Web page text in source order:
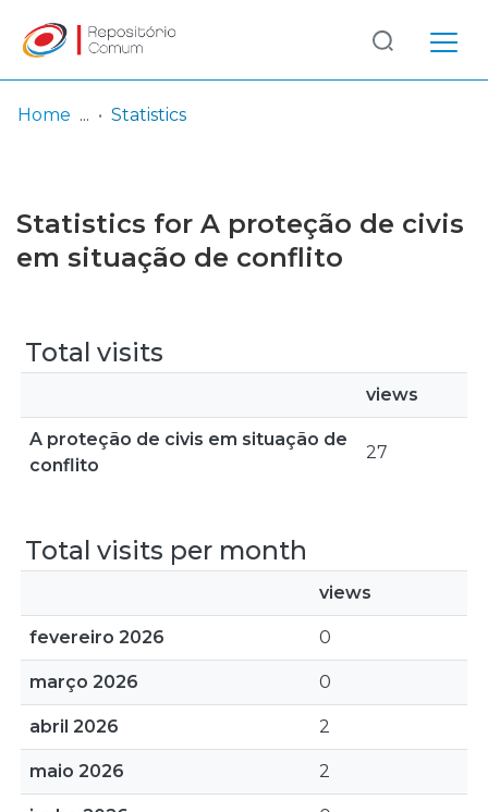
Browse repository
Log
In
(current)
Home Statistics
Statistics for A proteção de civis
em situação de conflito
Total visits
views
A proteção de civis em situação de
conflito
27
Total visits per month
views
fevereiro 2026 0
março 2026 0
abril 2026 2
maio 2026 2